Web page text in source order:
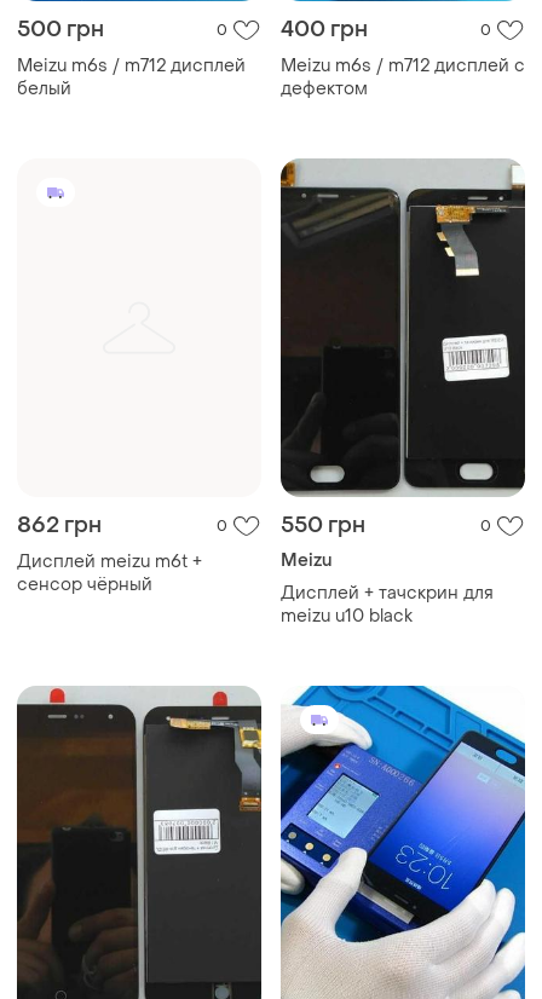
500 грн 0
Meizu m6s / m712 дисплей
белый
400 грн 0
Meizu m6s / m712 дисплей с
дефектом
862 грн 0
Дисплей meizu m6t +
сенсор чёрный
550 грн 0
Meizu
Дисплей + тачскрин для
meizu u10 black